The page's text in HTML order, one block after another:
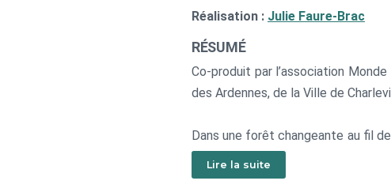
Réalisation : Julie Faure-Brac
RÉSUMÉ
Co-produit par l’association
des Ardennes, de la Ville de
Dans une forêt changeante au fil
et de traits de crayon est
meurent ensemble et se
Lire la suite